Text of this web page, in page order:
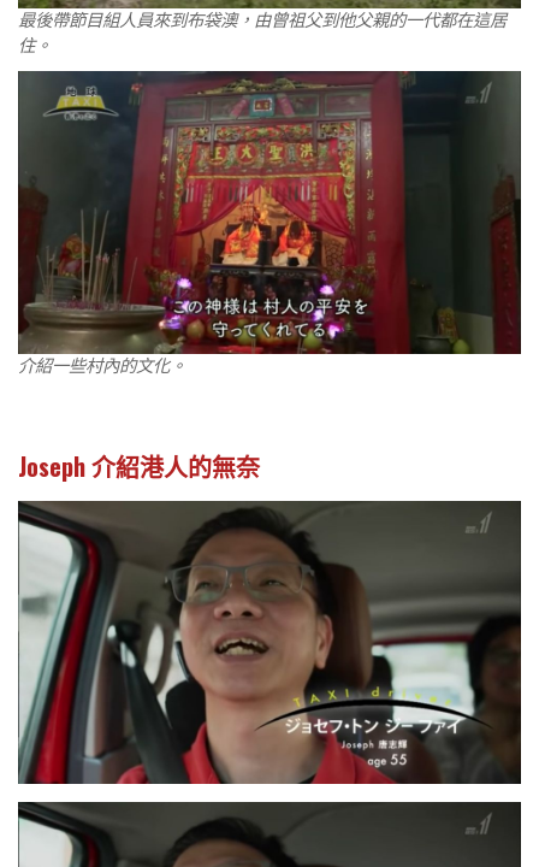
最後帶節目組人員來到布袋澳，由曾祖父到他父親的一代都在這居
住。
介紹一些村內的文化。
Joseph 介紹港人的無奈